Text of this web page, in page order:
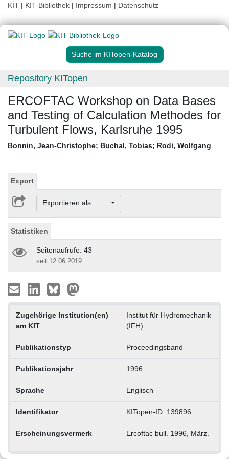
KIT | KIT-Bibliothek | Impressum | Datenschutz
Suche im KITopen-Katalog
Repository KITopen
ERCOFTAC Workshop on Data Bases
and Testing of Calculation Methodes for
Turbulent Flows, Karlsruhe 1995
Bonnin, Jean-Christophe; Buchal, Tobias; Rodi, Wolfgang
Export
Exportieren als ...
Statistiken
Seitenaufrufe: 43
seit 12.06.2019
Zugehörige Institution(en)
am KIT
Institut für Hydromechanik
(IFH)
Publikationstyp Proceedingsband
Publikationsjahr 1996
Sprache Englisch
Identifikator KITopen-ID: 139896
Erscheinungsvermerk Ercoftac bull. 1996, März.